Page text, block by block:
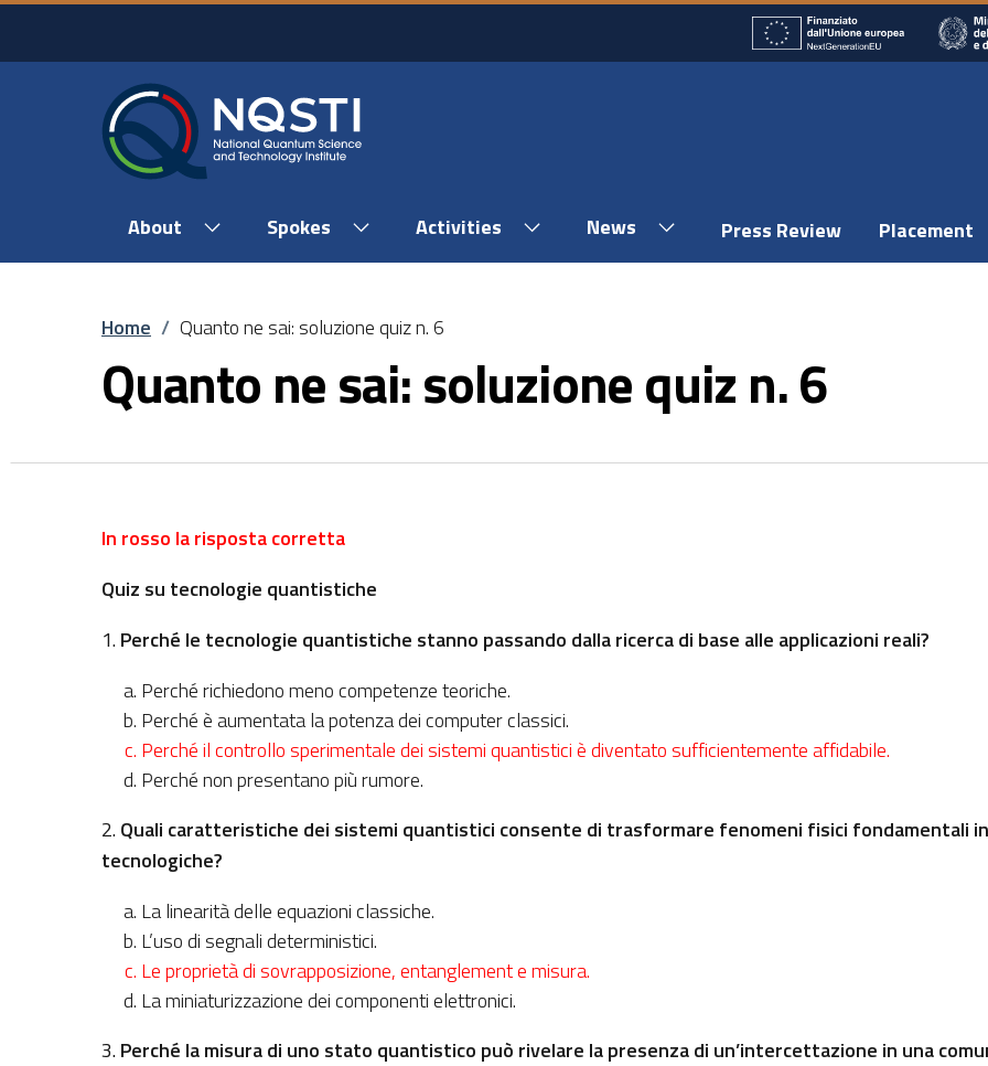
Skip to main content
Skip to footer content
About Spokes Activities News Press Review Placement
Breadcrumb
Home / Quanto ne sai: soluzione quiz n. 6
Quanto ne sai: soluzione quiz n. 6
In rosso la risposta corretta
Quiz su tecnologie quantistiche
1.Perché le tecnologie quantistiche stanno passando dalla ricerca di base alle applicazioni reali?
Perché richiedono meno competenze teoriche.
Perché è aumentata la potenza dei computer classici.
Perché il controllo sperimentale dei sistemi quantistici è diventato sufficientemente affidabile.
Perché non presentano più rumore.
2.Quali caratteristiche dei sistemi quantistici consente di trasformare fenomeni fisici fondamentali
tecnologiche?
La linearità delle equazioni classiche.
L’uso di segnali deterministici.
Le proprietà di sovrapposizione, entanglement e misura.
La miniaturizzazione dei componenti elettronici.
3.Perché la misura di uno stato quantistico può rivelare la presenza di un’intercettazione in una